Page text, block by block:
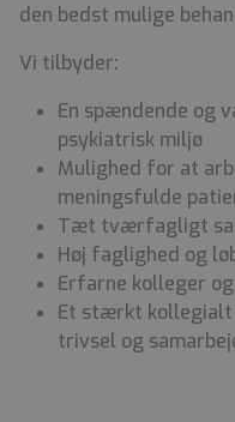
den bedst mulige
Vi tilbyder:
En spændende og
psykiatrisk miljø
Mulighed for at
meningsfulde
Tæt tværfagligt
Høj faglighed og
Erfarne kolleger
Et stærkt kollegialt
trivsel og